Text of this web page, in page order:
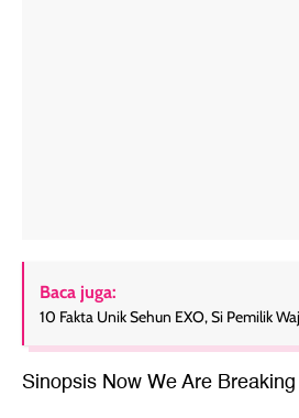
Baca juga:
10 Fakta Unik Sehun EXO, Si Pemilik
Sinopsis Now We Are